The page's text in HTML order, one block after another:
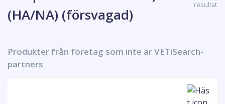
(HA/NA) (försvagad)
resultat
Produkter från företag som inte är VETiSearch-
partners